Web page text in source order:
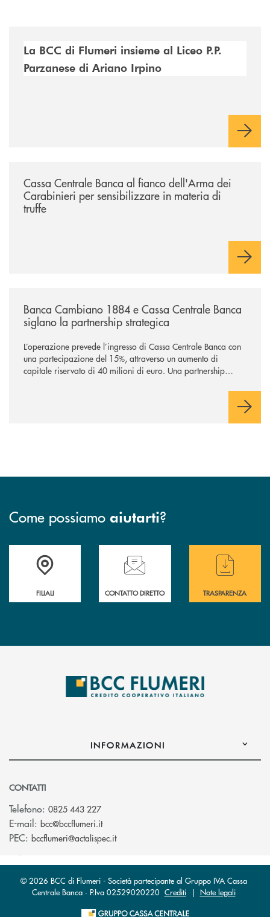
La BCC di Flumeri insieme al Liceo P.P.
Parzanese di Ariano Irpino
Cassa Centrale Banca al fianco dell'Arma dei
Carabinieri per sensibilizzare in materia di
truffe
Banca Cambiano 1884 e Cassa Centrale Banca
siglano la partnership strategica
L’operazione prevede l’ingresso di Cassa Centrale Banca con
una partecipazione del 15%, attraverso un aumento di
capitale riservato di 40 milioni di euro. Una partnership
comuni e sulla prossimità ai territori, per ampliare l’offerta e
Come possiamo aiutarti?
Trova la filiale più vicina a te
FILIALI
Hai bisogno di assistenza immediata ?
CONTATTO DIRETTO
Hai bisogno di
TRASPARENZA
INFORMAZIONI
CONTATTI
Telefono: 0825 443 227
E-mail: bcc@bccflumeri.it(si apre l’app di posta elettronica)
PEC: bccflumeri@actalispec.it(si apre l’app di posta elettronica)
© 2026 BCC di Flumeri - Società partecipante al Gruppo IVA Cassa
Centrale Banca · P.Iva 02529020220 Crediti| Note legali